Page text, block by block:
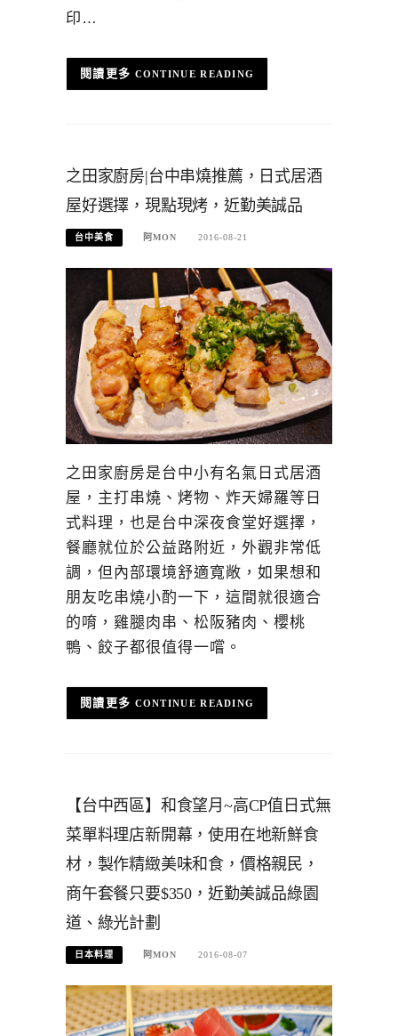
印…
CONTINUE READING
之田家廚房|台中串燒推薦，日式居酒
屋好選擇，現點現烤，近勤美誠品
台中美食 阿MON 2016-08-21
之田家廚房是台中小有名氣日式居酒
屋，主打串燒、烤物、炸天婦羅等日
式料理，也是台中深夜食堂好選擇，
餐廳就位於公益路附近，外觀非常低
調，但內部環境舒適寬敞，如果想和
朋友吃串燒小酌一下，這間就很適合
的唷，雞腿肉串、松阪豬肉、櫻桃
鴨、餃子都很值得一嚐。
CONTINUE READING
【台中西區】和食望月~高CP值日式無
菜單料理店新開幕，使用在地新鮮食
材，製作精緻美味和食，價格親民，
商午套餐只要$350，近勤美誠品綠園
道、綠光計劃
日本料理 阿MON 2016-08-07